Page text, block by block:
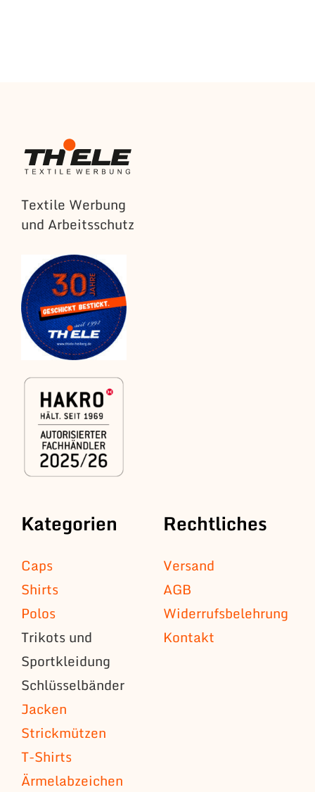
Textile Werbung
und Arbeitsschutz
Kategorien
Caps
Shirts
Polos
Trikots und
Sportkleidung
Schlüsselbänder
Jacken
Strickmützen
T-Shirts
Ärmelabzeichen
Rechtliches
Versand
AGB
Widerrufsbelehrung
Kontakt